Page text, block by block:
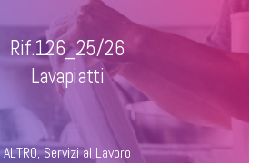
Rif.126_25/26
Lavapiatti
ALTRO,Servizi al Lavoro